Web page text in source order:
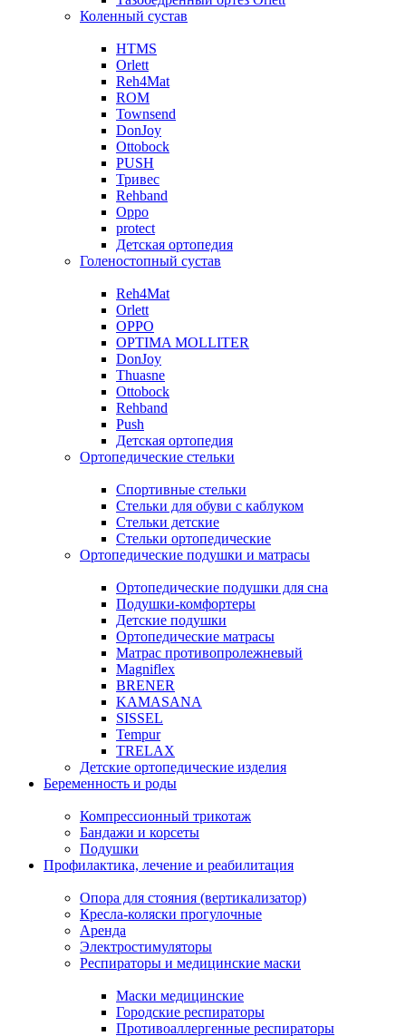
Коленный сустав
HTMS
Orlett
Reh4Mat
ROM
Townsend
DonJoy
Ottobock
PUSH
Тривес
Rehband
Oppo
protect
Детская ортопедия
Голеностопный сустав
Reh4Mat
Orlett
OPPO
OPTIMA MOLLITER
DonJoy
Thuasne
Ottobock
Rehband
Push
Детская ортопедия
Ортопедические стельки
Спортивные стельки
Стельки для обуви с каблуком
Стельки детские
Стельки ортопедические
Ортопедические подушки и матрасы
Ортопедические подушки для сна
Подушки-комфортеры
Детские подушки
Ортопедические матрасы
Матрас противопролежневый
Magniflex
BRENER
KAMASANA
SISSEL
Tempur
TRELAX
Детские ортопедические изделия
Беременность и роды
Компрессионный трикотаж
Бандажи и корсеты
Подушки
Профилактика, лечение и реабилитация
Опора для стояния (вертикализатор)
Кресла-коляски прогулочные
Аренда
Электростимуляторы
Респираторы и медицинские маски
Маски медицинские
Городские респираторы
Противоаллергенные респираторы